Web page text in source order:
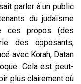
parler à un public
du judaïsme
ces propos (des
des opposants,
avec Korah, Datan
Cela est peut-
plus clairement où